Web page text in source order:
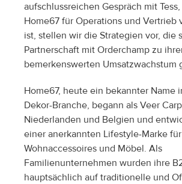
aufschlussreichen Gespräch mit
Home67 für Operations und Vertrieb
ist, stellen wir die Strategien vor, die
Partnerschaft mit Orderchamp zu
bemerkenswerten Umsatzwachstum
Home67, heute ein bekannter Name
Dekor-Branche, begann als Veer
Niederlanden und Belgien und
einer anerkannten Lifestyle-Marke für
Wohnaccessoires und Möbel. Als
Familienunternehmen wurden ihre
hauptsächlich auf traditionelle und